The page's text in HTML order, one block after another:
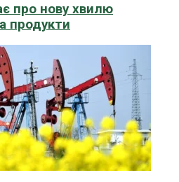
про нову хвилю
продукти